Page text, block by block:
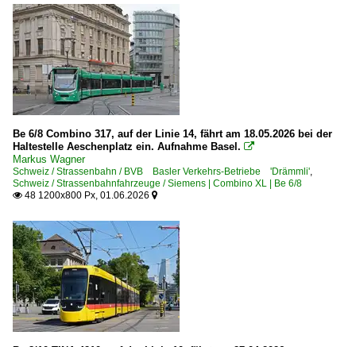
Be 6/8 Combino 317, auf der Linie 14, fährt am 18.05.2026 bei der
Haltestelle Aeschenplatz ein. Aufnahme Basel. 
Markus Wagner
Schweiz / Strassenbahn / BVB Basler Verkehrs-Betriebe 'Drämmli'
Schweiz / Strassenbahnfahrzeuge / Siemens | Combino XL | Be 6/8
 48 1200x800 Px, 01.06.2026 